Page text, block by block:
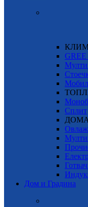
Сплит
Мулти
Дом и Градина